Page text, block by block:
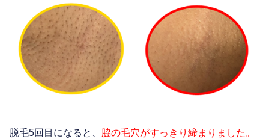
脱毛5回目になると、 脇の毛穴がすっきり締まりました。